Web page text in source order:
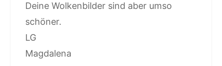
Deine Wolkenbilder sind aber umso
schöner.
LG
Magdalena